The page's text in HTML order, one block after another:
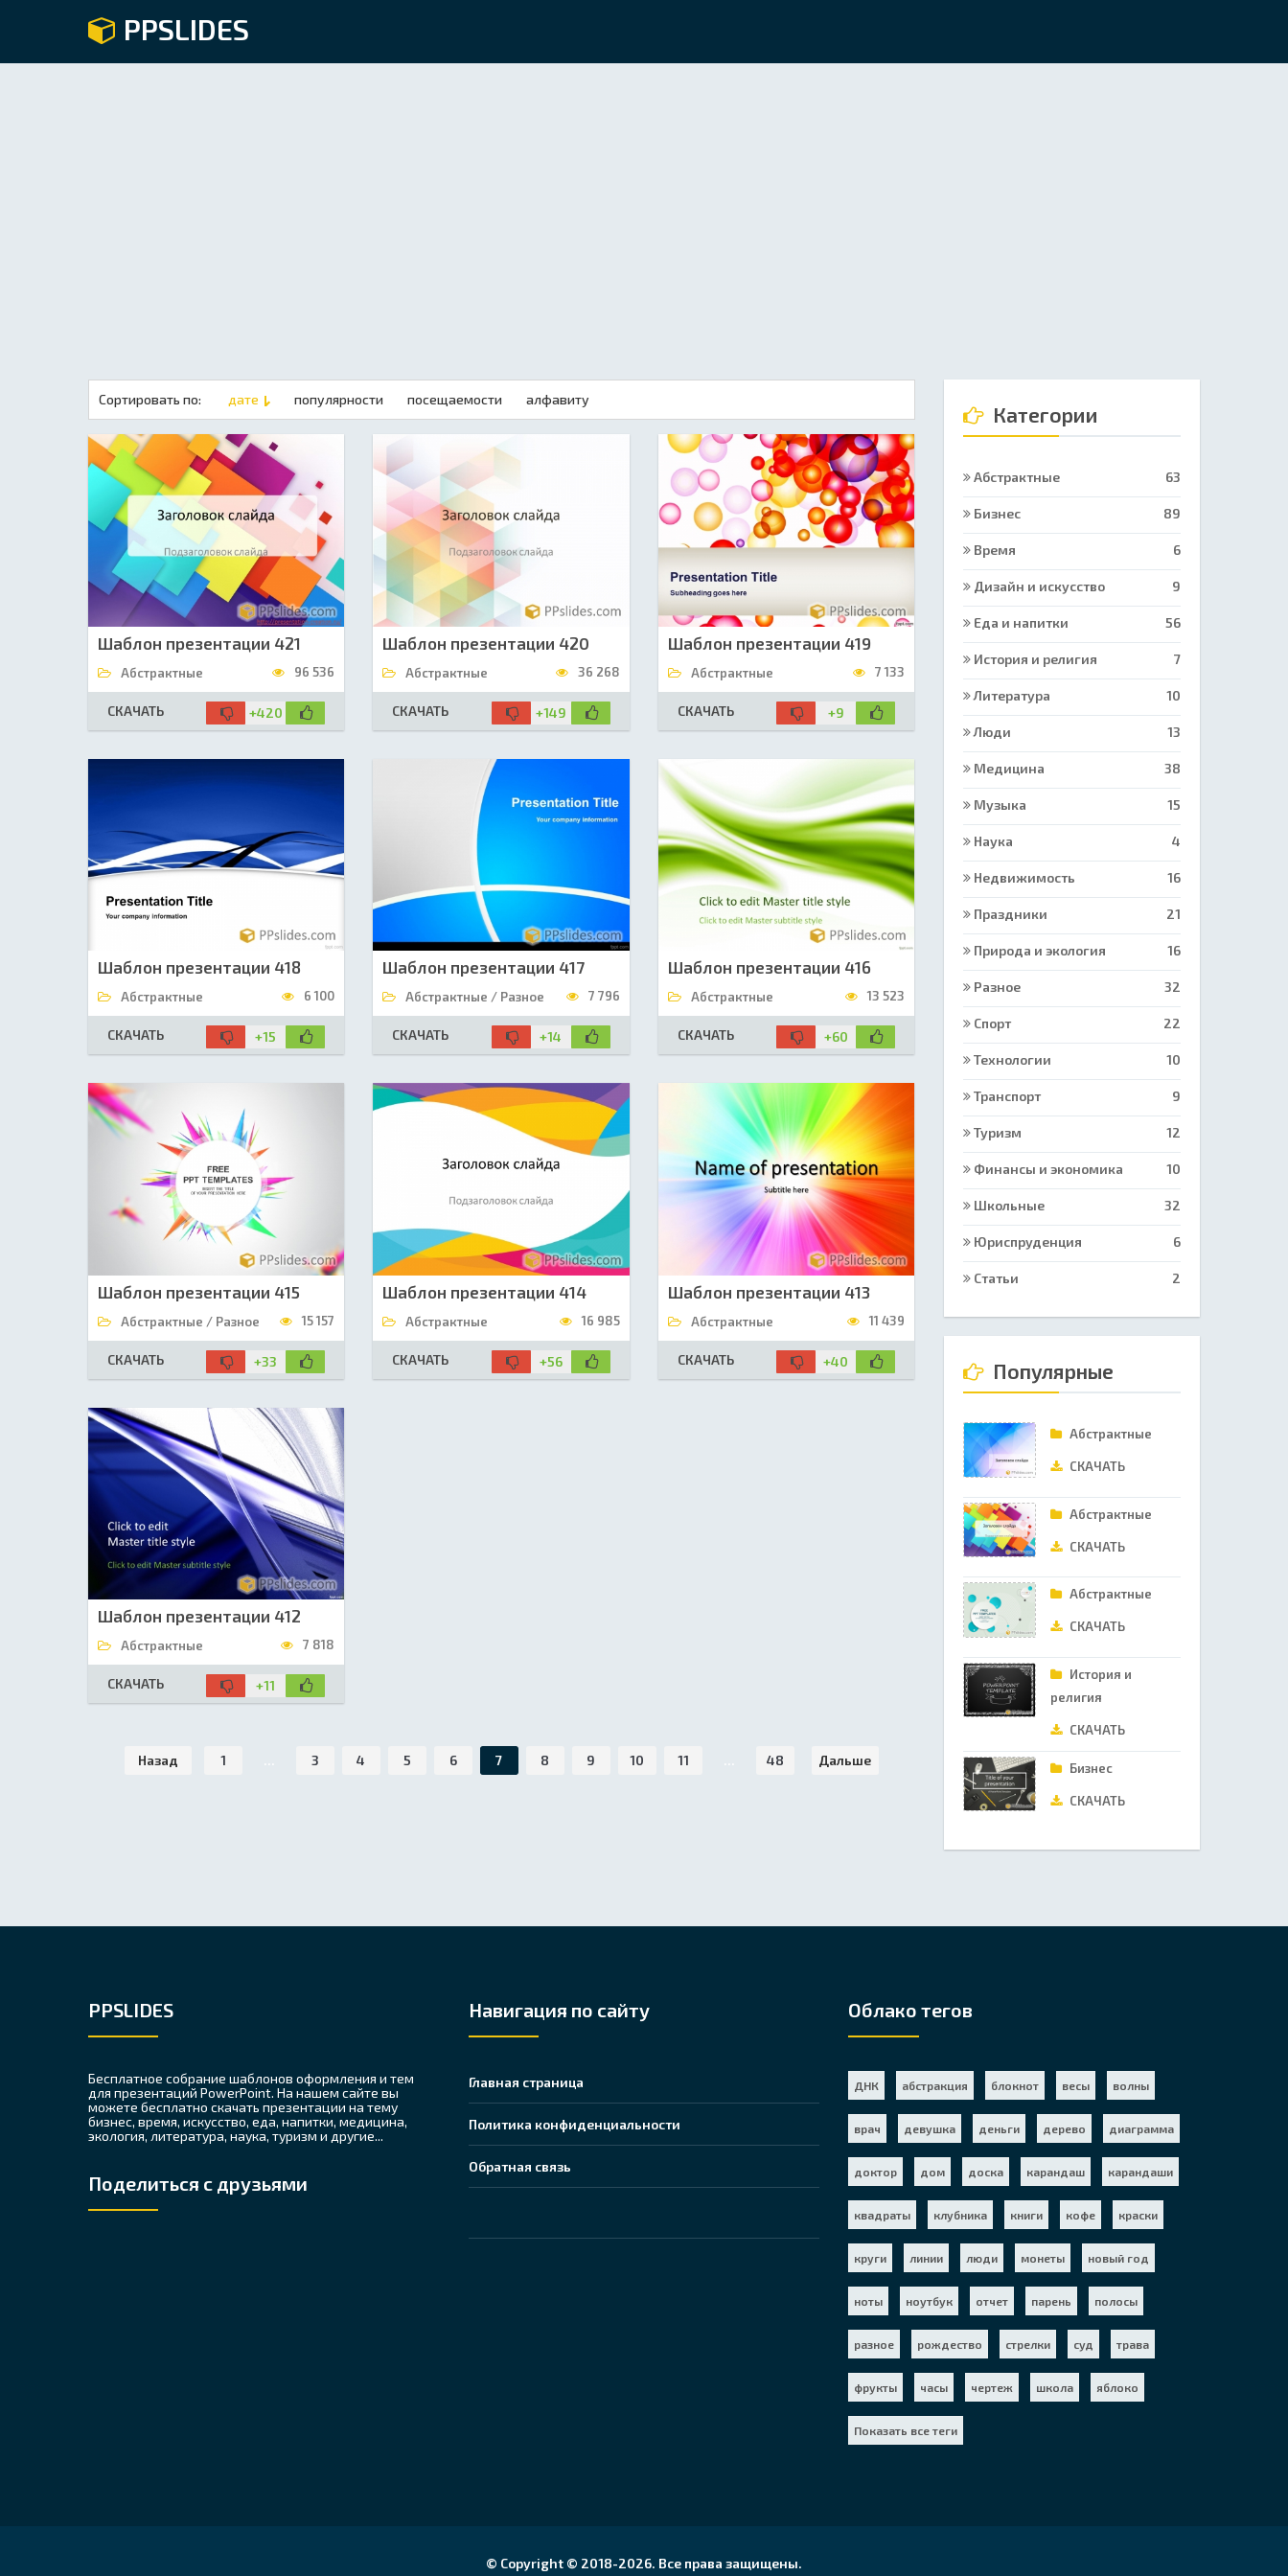
PPSLIDES
Сортировать по: дате популярности посещаемости алфавиту
Шаблон презентации 421
Абстрактные 96 536
СКАЧАТЬ +420
Шаблон презентации 420
Абстрактные 36 268
СКАЧАТЬ +149
Шаблон презентации 419
Абстрактные 7 133
СКАЧАТЬ +9
Шаблон презентации 418
Абстрактные 6 100
СКАЧАТЬ +15
Шаблон презентации 417
Абстрактные / Разное 7 796
СКАЧАТЬ +14
Шаблон презентации 416
Абстрактные 13 523
СКАЧАТЬ +60
Шаблон презентации 415
Абстрактные / Разное 15 157
СКАЧАТЬ +33
Шаблон презентации 414
Абстрактные 16 985
СКАЧАТЬ +56
Шаблон презентации 413
Абстрактные 11 439
СКАЧАТЬ +40
Шаблон презентации 412
Абстрактные 7 818
СКАЧАТЬ +11
Назад 1 ... 3 4 5 6 7 8 9 10 11 ... 48 Дальше
Категории
Абстрактные 63
Бизнес 89
Время 6
Дизайн и искусство 9
Еда и напитки 56
История и религия 7
Литература 10
Люди 13
Медицина 38
Музыка 15
Наука 4
Недвижимость 16
Праздники 21
Природа и экология 16
Разное 32
Спорт 22
Технологии 10
Транспорт 9
Туризм 12
Финансы и экономика 10
Школьные 32
Юриспруденция 6
Статьи 2
Популярные
Абстрактные
СКАЧАТЬ
Абстрактные
СКАЧАТЬ
Абстрактные
СКАЧАТЬ
История и
религия
СКАЧАТЬ
Бизнес
СКАЧАТЬ
PPSLIDES
Бесплатное собрание шаблонов оформления и тем
для презентаций PowerPoint. На нашем сайте вы
можете бесплатно скачать презентации на тему
бизнес, время, искусство, еда, напитки, медицина,
экология, литература, наука, туризм и другие...
Поделиться с друзьями
Навигация по сайту
Главная страница
Политика конфиденциальности
Обратная связь
Облако тегов
ДНК абстракция блокнот весы волны
врач девушка деньги дерево диаграмма
доктор дом доска карандаш карандаши
квадраты клубника книги кофе краски
круги линии люди монеты новый год
ноты ноутбук отчет парень полосы
разное рождество стрелки суд трава
фрукты часы чертеж школа яблоко
Показать все теги
© Copyright © 2018-2026. Все права защищены.